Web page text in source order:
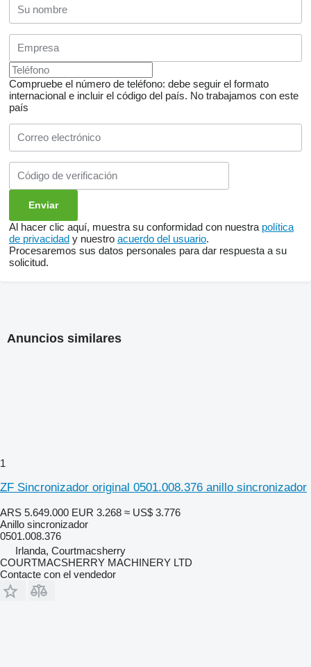
Compruebe el número de teléfono: debe seguir el formato
internacional e incluir el código del país. No trabajamos con este
país
Al hacer clic aquí, muestra su conformidad con nuestra política
de privacidad y nuestro acuerdo del usuario.
Procesaremos sus datos personales para dar respuesta a su
solicitud.
Anuncios similares
1
ZF Sincronizador original 0501.008.376 anillo sincronizador
ARS 5.649.000 EUR 3.268 ≈ US$ 3.776
Anillo sincronizador
0501.008.376
Irlanda, Courtmacsherry
COURTMACSHERRY MACHINERY LTD
Contacte con el vendedor